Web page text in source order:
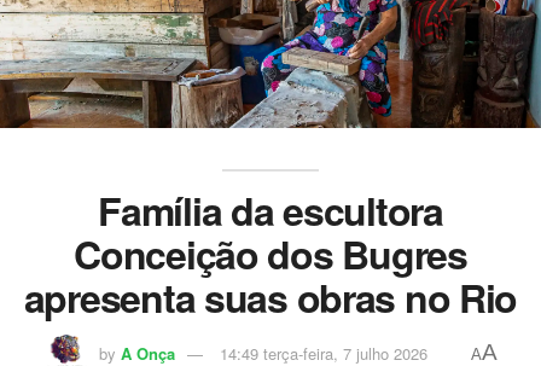
Família da escultora
Conceição dos Bugres
apresenta suas obras no Rio
by A Onça 14:49 terça-feira, 7 julho 2026 AA